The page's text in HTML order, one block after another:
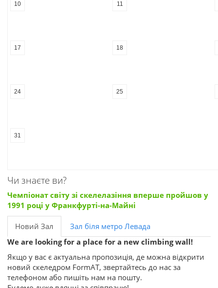
10 11
17 18
24 25
31
Чи знаєте ви?
Чемпіонат світу зі скелелазіння вперше пройшов у
1991 році у Франкфурті-на-Майні
Новий Зал
Зал біля метро Левада
We are looking for a place for a new climbing wall!
Якщо у вас є актуальна пропозиція, де можна відкрити
новий скеледром FormAT, звертайтесь до нас за
телефоном або пишіть нам на пошту.